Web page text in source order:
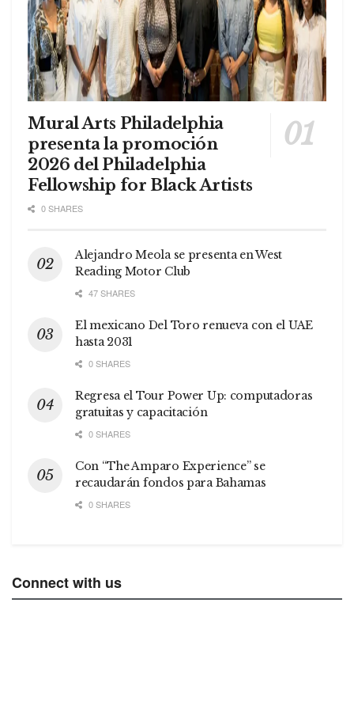
Mural Arts Philadelphia
presenta la promoción
2026 del Philadelphia
Fellowship for Black Artists
0 SHARES
Alejandro Meola se presenta en West
Reading Motor Club
47 SHARES
El mexicano Del Toro renueva con el UAE
hasta 2031
0 SHARES
Regresa el Tour Power Up: computadoras
gratuitas y capacitación
0 SHARES
Con “The Amparo Experience” se
recaudarán fondos para Bahamas
0 SHARES
Connect with us